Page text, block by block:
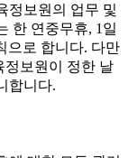
정보원의 업무 및
한 연중무휴, 1일
으로 합니다. 다만
정보원이 정한 날
합니다.